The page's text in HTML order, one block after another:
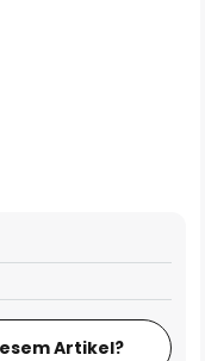
Artikel?